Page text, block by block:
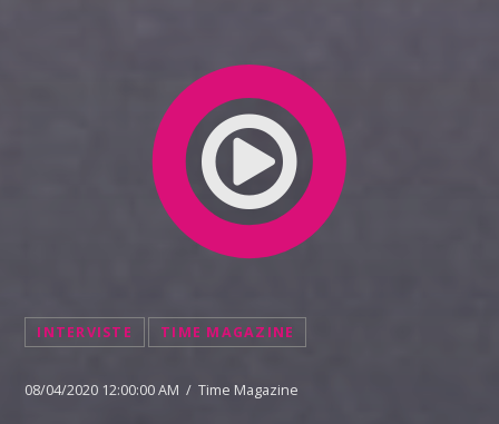
INTERVISTE TIME MAGAZINE
08/04/2020 12:00:00 AM / Time Magazine